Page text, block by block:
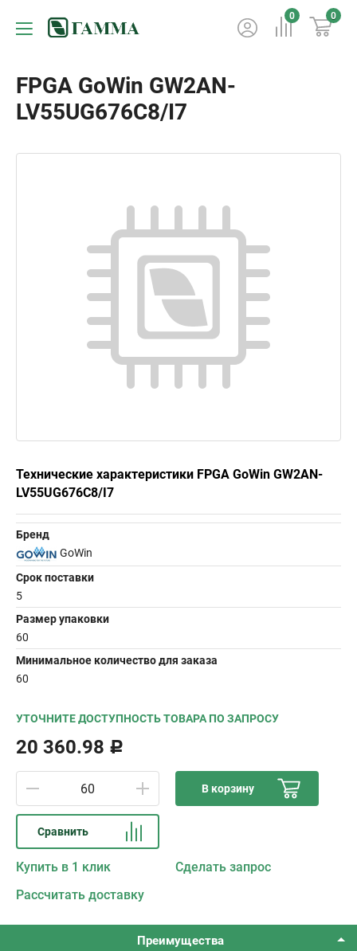
0 0
FPGA GoWin GW2AN-
LV55UG676C8/I7
Технические характеристики FPGA GoWin GW2AN-
LV55UG676C8/I7
Бренд
GoWin
Срок поставки
5
Размер упаковки
60
Минимальное количество для заказа
60
УТОЧНИТЕ ДОСТУПНОСТЬ ТОВАРА ПО ЗАПРОСУ
20 360.98 Р
В корзину
Сравнить
Купить в 1 клик
Сделать запрос
Рассчитать доставку
Преимущества